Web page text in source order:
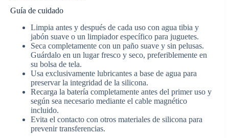
Guía de cuidado
Limpia antes y después de cada uso con agua tibia y
jabón suave o un limpiador específico para juguetes.
Seca completamente con un paño suave y sin pelusas.
Guárdalo en un lugar fresco y seco, preferiblemente en
su bolsa de tela.
Usa exclusivamente lubricantes a base de agua para
preservar la integridad de la silicona.
Recarga la batería completamente antes del primer uso y
según sea necesario mediante el cable magnético
incluido.
Evita el contacto con otros materiales de silicona para
prevenir transferencias.